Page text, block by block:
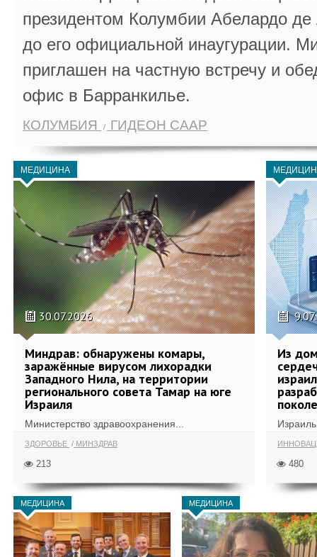
президентом Колумбии Абелардо
до его официальной инаугурации.
приглашен на частную встречу и
офис в Барранкилье.
КОЛУМБИЯ ГИДЕОН СААР
МЕДИЦИНА
30.07.2026
Миндрав: обнаружены комары,
заражённые вирусом лихорадки
Западного Нила, на территории
регионального совета Тамар на юге
Израиля
Министерство здравоохранения...
ЗДОРОВЬЕ МИНЗДРАВ
213
Из
Израиль
480
МЕДИЦИНА МЕДИЦИНА